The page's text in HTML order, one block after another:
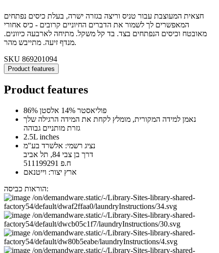
חצאית המעוצבת עבור טניס וריצה בגזרה ישרה, בעלת כיסים נפתחים
המאפשרים לך לשמור את הדברים החיוניים קרובים - כיס אחורי
מאובטח וכיסים הנפתחים בצד. בד קל משקל. מתיחה לארבעה כיוונים.
מנדף זיעה. מתייבש מהר.
SKU 869201094
Product features
Product features
86% פוליאסטר 14% אלסטן
נאמן למידה המקורית, מומלץ לקחת את המידה הרגילה שלך
גזרת מותניים גבוהה
2.5L inches
נציג רשמי: אלשרד בע"מ
דרך בן צבי 84, תל אביב
ח.פ 511199291
ארץ יצור: וייטנאם
הוראות כביסה: